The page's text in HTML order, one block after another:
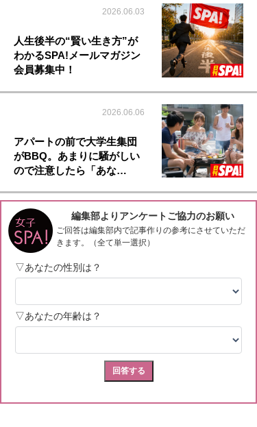
2026.06.03
人生後半の“賢い生き方”が
わかるSPA!メールマガジン
会員募集中！
2026.06.06
アパートの前で大学生集団
がBBQ。あまりに騒がしい
ので注意したら「あな…